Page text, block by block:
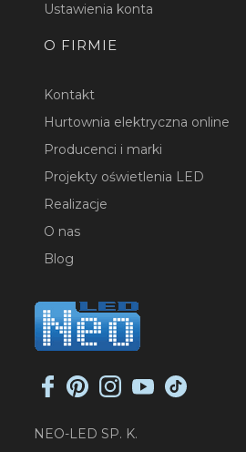
Ustawienia konta
O FIRMIE
Kontakt
Hurtownia elektryczna online
Producenci i marki
Projekty oświetlenia LED
Realizacje
O nas
Blog
NEO-LED SP. K.